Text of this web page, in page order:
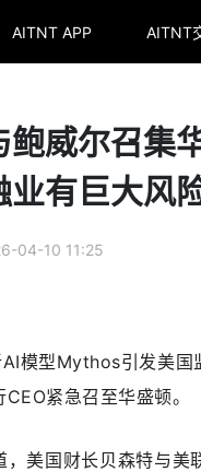
AITNT APP AITNT
鲍威尔召集
业有巨大风
04-10 11:25
模型Mythos引发美
紧急召至华盛顿。
，美国财长贝森特与